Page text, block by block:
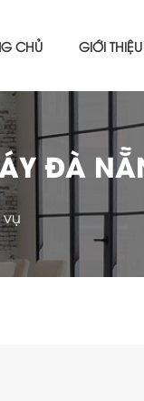
CHỦ GIỚI THIỆU
ĐÀ
vụ